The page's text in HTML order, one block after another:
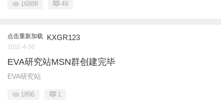
16888 49
点击重新加载 KXGR123
2011-4-30
EVA研究站MSN群创建完毕
EVA研究站
1896 1